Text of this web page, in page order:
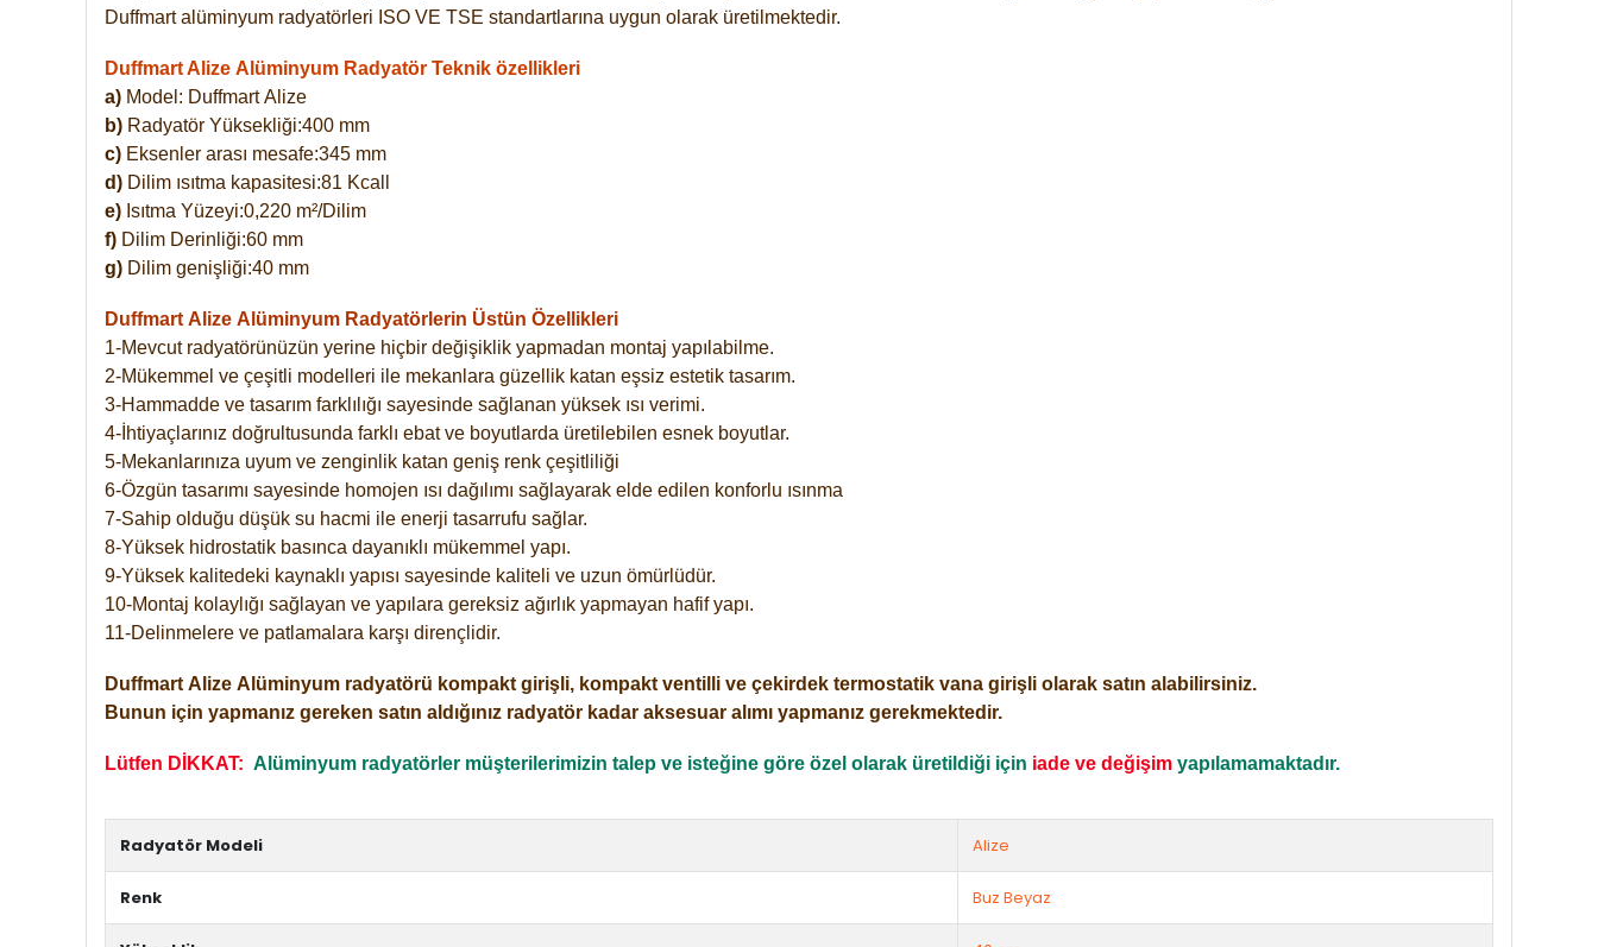
Duffmart alüminyum radyatörleri ISO VE TSE standartlarına uygun olarak üretilmektedir.
Duffmart Alize Alüminyum Radyatör Teknik özellikleri
a) Model: DuffmartAlize
b) Radyatör Yüksekliği:400 mm
c) Eksenler arası mesafe:345 mm
d) Dilim ısıtma kapasitesi:81 Kcall
e) Isıtma Yüzeyi:0,220 m²/Dilim
f) Dilim Derinliği:60 mm
g) Dilim genişliği:40 mm
Duffmart Alize Alüminyum Radyatörlerin Üstün Özellikleri
1-Mevcut radyatörünüzün yerine hiçbir değişiklik yapmadan montaj yapılabilme.
2-Mükemmel ve çeşitli modelleri ile mekanlara güzellik katan eşsiz estetik tasarım.
3-Hammadde ve tasarım farklılığı sayesinde sağlanan yüksek ısı verimi.
4-İhtiyaçlarınız doğrultusunda farklı ebat ve boyutlarda üretilebilen esnek boyutlar.
5-Mekanlarınıza uyum ve zenginlik katan geniş renk çeşitliliği
6-Özgün tasarımı sayesinde homojen ısı dağılımı sağlayarak elde edilen konforlu ısınma
7-Sahip olduğu düşük su hacmi ile enerji tasarrufu sağlar.
8-Yüksek hidrostatik basınca dayanıklı mükemmel yapı.
9-Yüksek kalitedeki kaynaklı yapısı sayesinde kaliteli ve uzun ömürlüdür.
10-Montaj kolaylığı sağlayan ve yapılara gereksiz ağırlık yapmayan hafif yapı.
11-Delinmelere ve patlamalara karşı dirençlidir.
Duffmart Alize Alüminyum radyatörü kompakt girişli, kompakt ventilli ve çekirdek termostatik vana girişli olarak satın alabilirsiniz.
Bunun için yapmanız gereken satın aldığınız radyatör kadar aksesuar alımı yapmanız gerekmektedir.
Lütfen DİKKAT: Alüminyum radyatörler müşterilerimizin talep ve isteğine göre özel olarak üretildiği için iade ve değişim yapılamamaktadır.
Radyatör Modeli Alize
Renk Buz Beyaz